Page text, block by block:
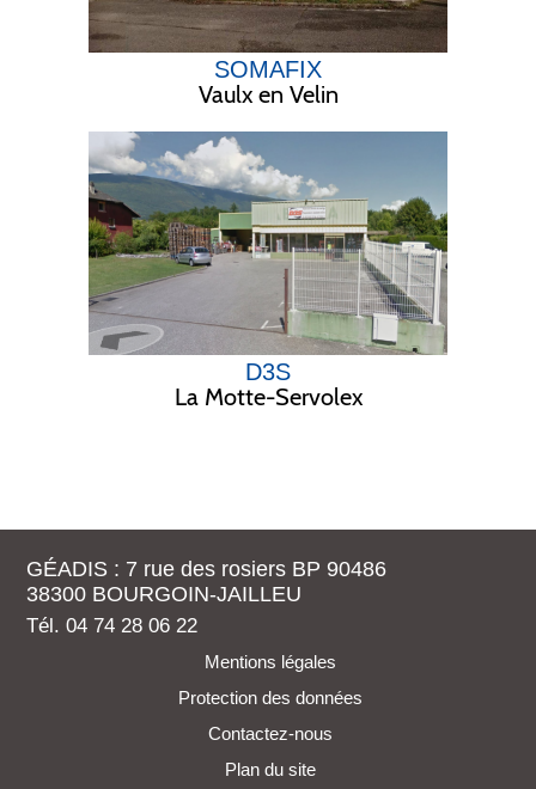
SOMAFIX
Vaulx en Velin
D3S
La Motte-Servolex
GÉADIS : 7 rue des rosiers BP 90486
38300 BOURGOIN-JAILLEU
Tél. 04 74 28 06 22
Mentions légales
Protection des données
Contactez-nous
Plan du site